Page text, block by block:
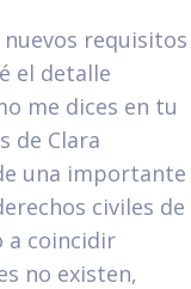
requisitos
el detalle
me dices en tu
de Clara
una importante
civiles de
a coincidir
no existen,